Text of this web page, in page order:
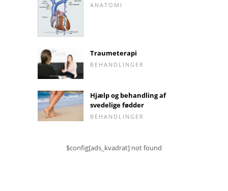
ANATOMI
Traumeterapi
BEHANDLINGER
Hjælp og behandling af
svedelige fødder
BEHANDLINGER
$config[ads_kvadrat] not found